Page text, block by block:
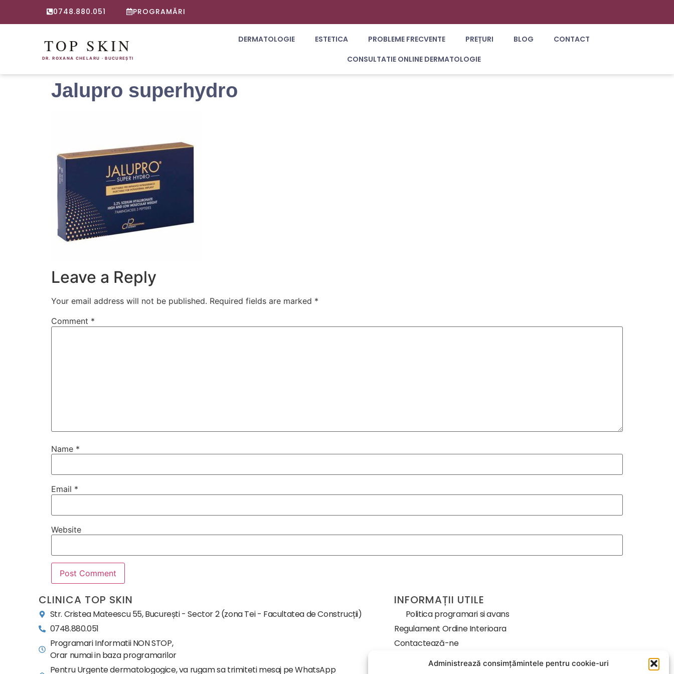
Administrează consimțămintele pentru cookie-uri
0748.880.051 PROGRAMĂRI
DERMATOLOGIE ESTETICA PROBLEME FRECVENTE PREȚURI BLOG
CONTACT
CONSULTATIE ONLINE DERMATOLOGIE
Jalupro superhydro
Leave a Reply
Your email address will not be published. Required fields are marked *
Comment *
Name *
Email *
Website
CLINICA TOP SKIN
Str. Cristea Mateescu 55, București - Sector 2 (zona Tei - Facultatea de Construcții)
0748.880.051
Programari Informatii NON STOP,
Orar numai in baza programarilor
Pentru Urgente dermatologogice, va rugam sa trimiteti mesaj pe WhatsApp
INFORMAȚII UTILE
Politica programari si avans
Regulament Ordine Interioara
Contactează-ne
Despre noi